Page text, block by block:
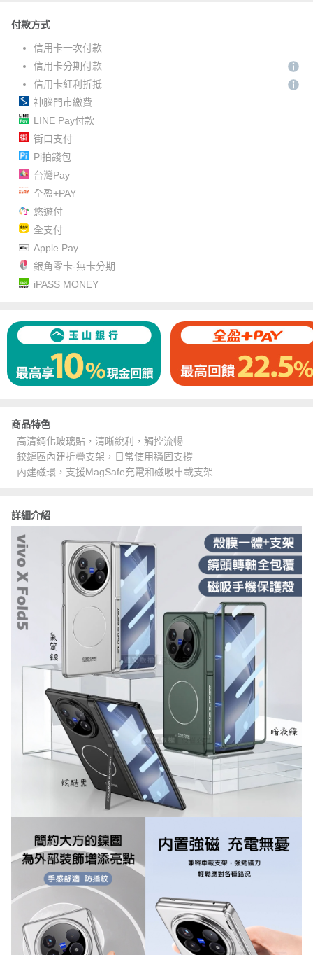
付款方式
信用卡一次付款
信用卡分期付款
信用卡紅利折抵
神腦門市繳費
LINE Pay付款
街口支付
Pi拍錢包
台灣Pay
全盈+PAY
悠遊付
全支付
Apple Pay
銀角零卡-無卡分期
iPASS MONEY
商品特色
高清鋼化玻璃貼，清晰銳利，觸控流暢
鉸鏈區內建折疊支架，日常使用穩固支撐
內建磁環，支援MagSafe充電和磁吸車載支架
詳細介紹